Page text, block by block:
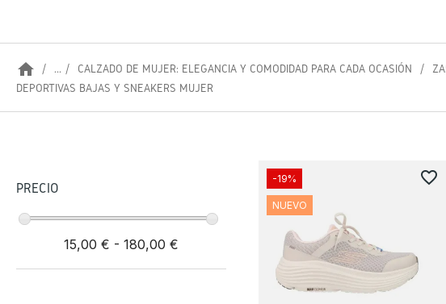
home ... CALZADO DE MUJER: ELEGANCIA Y COMODIDAD PARA CADA OCASIÓN
DEPORTIVAS BAJAS Y SNEAKERS MUJER
PRECIO
15,00 € - 180,00 €
-19%
NUEVO
favorite_border